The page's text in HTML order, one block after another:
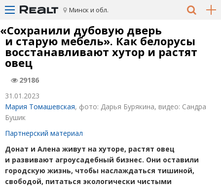
Минск и обл.
«Сохранили дубовую дверь
и старую мебель». Как белорусы
восстанавливают хутор и растят
овец
29186
31.01.2023
Мария Томашевская, фото: Дарья Бурякина, видео: Сандра
Бушик
Партнерский материал
Донат и Алена живут на хуторе, растят овец
и развивают агроусадебный бизнес. Они оставили
городскую жизнь, чтобы наслаждаться тишиной,
свободой, питаться экологически чистыми